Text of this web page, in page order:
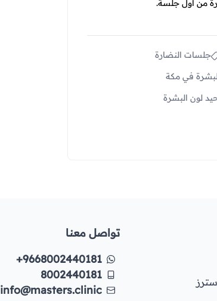
من أول جلسة.
جلسات النضارة
في مكة
لون البشرة
تواصل معنا
+9668002440181
8002440181
info@masters.clinic